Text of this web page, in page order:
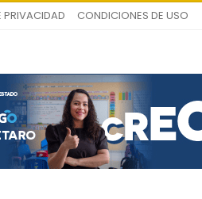
PRIVACIDAD CONDICIONES DE USO